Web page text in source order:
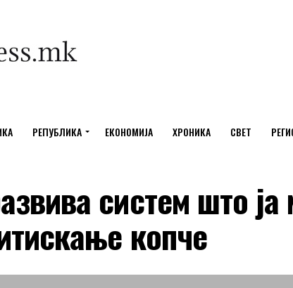
РЕПУБЛИКА ЕКОНОМИЈА ХРОНИКА СВЕТ
систем што ја
копче